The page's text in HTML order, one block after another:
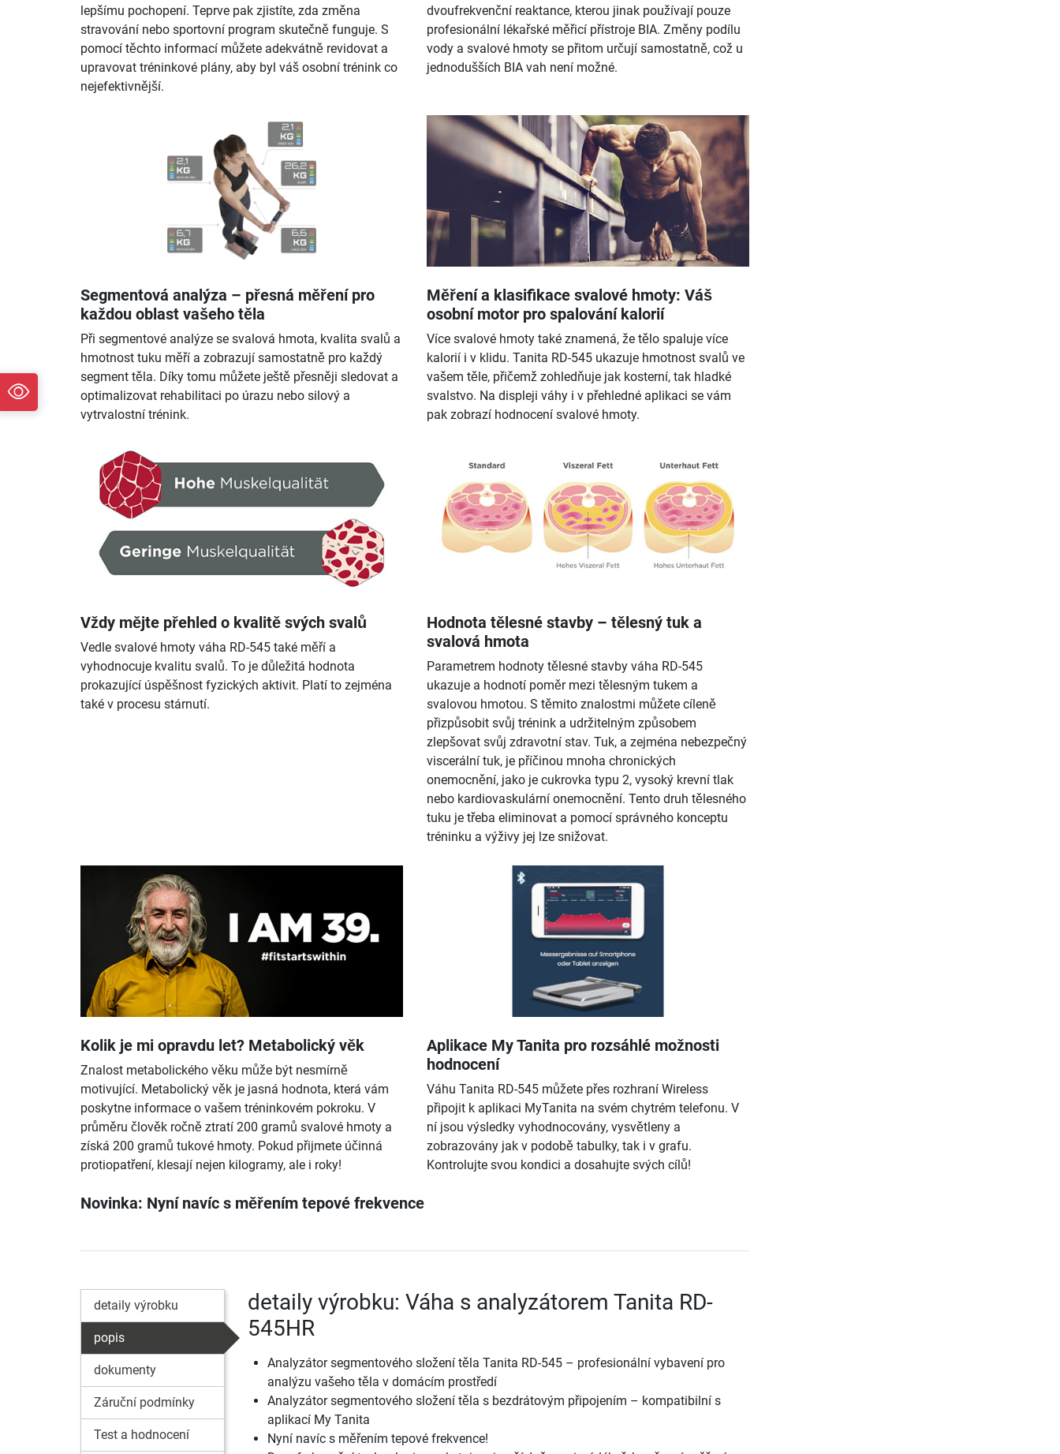
lepšímu pochopení. Teprve pak zjistíte, zda změna
stravování nebo sportovní program skutečně funguje. S
pomocí těchto informací můžete adekvátně revidovat a
upravovat tréninkové plány, aby byl váš osobní trénink co
nejefektivnější.
dvoufrekvenční reaktance, kterou jinak používají pouze
profesionální lékařské měřicí přístroje BIA. Změny podílu
vody a svalové hmoty se přitom určují samostatně, což u
jednodušších BIA vah není možné.
Segmentová analýza – přesná měření pro
každou oblast vašeho těla
Při segmentové analýze se svalová hmota, kvalita svalů a
hmotnost tuku měří a zobrazují samostatně pro každý
segment těla. Díky tomu můžete ještě přesněji sledovat a
optimalizovat rehabilitaci po úrazu nebo silový a
vytrvalostní trénink.
Měření a klasifikace svalové hmoty: Váš
osobní motor pro spalování kalorií
Více svalové hmoty také znamená, že tělo spaluje více
kalorií i v klidu. Tanita RD-545 ukazuje hmotnost svalů ve
vašem těle, přičemž zohledňuje jak kosterní, tak hladké
svalstvo. Na displeji váhy i v přehledné aplikaci se vám
pak zobrazí hodnocení svalové hmoty.
Vždy mějte přehled o kvalitě svých svalů
Vedle svalové hmoty váha RD-545 také měří a
vyhodnocuje kvalitu svalů. To je důležitá hodnota
prokazující úspěšnost fyzických aktivit. Platí to zejména
také v procesu stárnutí.
Hodnota tělesné stavby – tělesný tuk a
svalová hmota
Parametrem hodnoty tělesné stavby váha RD-545
ukazuje a hodnotí poměr mezi tělesným tukem a
svalovou hmotou. S těmito znalostmi můžete cíleně
přizpůsobit svůj trénink a udržitelným způsobem
zlepšovat svůj zdravotní stav. Tuk, a zejména nebezpečný
viscerální tuk, je příčinou mnoha chronických
onemocnění, jako je cukrovka typu 2, vysoký krevní tlak
nebo kardiovaskulární onemocnění. Tento druh tělesného
tuku je třeba eliminovat a pomocí správného konceptu
tréninku a výživy jej lze snižovat.
Kolik je mi opravdu let? Metabolický věk
Znalost metabolického věku může být nesmírně
motivující. Metabolický věk je jasná hodnota, která vám
poskytne informace o vašem tréninkovém pokroku. V
průměru člověk ročně ztratí 200 gramů svalové hmoty a
získá 200 gramů tukové hmoty. Pokud přijmete účinná
protiopatření, klesají nejen kilogramy, ale i roky!
Aplikace My Tanita pro rozsáhlé možnosti
hodnocení
Váhu Tanita RD-545 můžete přes rozhraní Wireless
připojit k aplikaci MyTanita na svém chytrém telefonu. V
ní jsou výsledky vyhodnocovány, vysvětleny a
zobrazovány jak v podobě tabulky, tak i v grafu.
Kontrolujte svou kondici a dosahujte svých cílů!
Novinka: Nyní navíc s měřením tepové frekvence
detaily výrobku
popis
dokumenty
Záruční podmínky
Test a hodnocení
detaily výrobku: Váha s analyzátorem Tanita RD-
545HR
Analyzátor segmentového složení těla Tanita RD-545 – profesionální vybavení pro
analýzu vašeho těla v domácím prostředí
Analyzátor segmentového složení těla s bezdrátovým připojením – kompatibilní s
aplikací My Tanita
Nyní navíc s měřením tepové frekvence!